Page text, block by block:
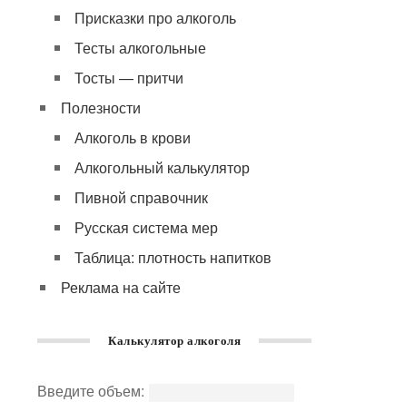
Присказки про алкоголь
Тесты алкогольные
Тосты — притчи
Полезности
Алкоголь в крови
Алкогольный калькулятор
Пивной справочник
Русская система мер
Таблица: плотность напитков
Реклама на сайте
Калькулятор алкоголя
Введите объем: